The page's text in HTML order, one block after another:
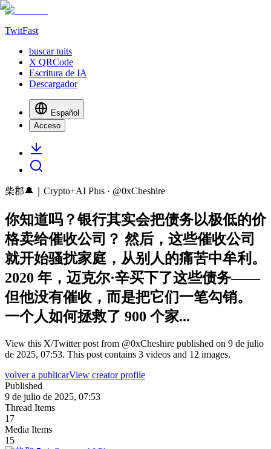
TwitFast
buscar tuits
X QRCode
Escritura de IA
Descargador
Español
Acceso
柴郡🔔｜Crypto+AI Plus · @0xCheshire
你知道吗？银行其实会把债务以极低的价
格卖给催收公司？ 然后，这些催收公司
就开始骚扰家庭，从别人的痛苦中牟利。
2020 年，迈克尔·辛买下了这些债务——
但他没有催收，而是把它们一笔勾销。
一个人如何拯救了 900 个家...
View this X/Twitter post from @0xCheshire published on 9 de julio
de 2025, 07:53. This post contains 3 videos and 12 images.
volver a publicarView creator profile
Published
9 de julio de 2025, 07:53
Thread Items
17
Media Items
15